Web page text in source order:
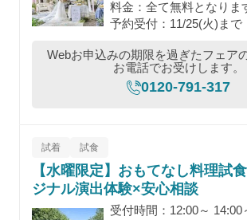
料金：全て無料となりま
予約受付：11/25(火)まで
Webお申込みの期限を過ぎたフェア
お電話でお受けします。
0120-791-317
試着 試食
【水曜限定】おもてなし料理試
ジナル演出体験×安心相談
受付時間：12:00～ 14:00